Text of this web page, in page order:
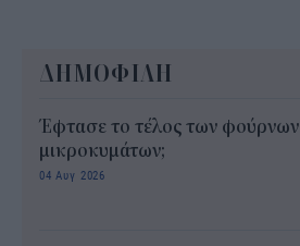
ΔΗΜΟΦΙΛΗ
Έφτασε το τέλος των φούρνων
μικροκυμάτων;
04 Αυγ 2026